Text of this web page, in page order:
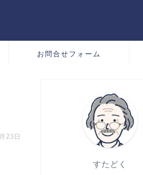
お問合せフォーム
23日
すたどく